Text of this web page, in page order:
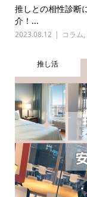
推しとの相性診断
介！...
2023.08.12 コラム,
推し活